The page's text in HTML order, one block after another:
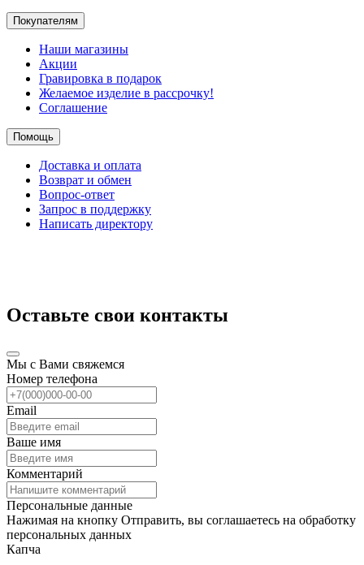
Покупателям
Наши магазины
Акции
Гравировка в подарок
Желаемое изделие в рассрочку!
Соглашение
Помощь
Доставка и оплата
Возврат и обмен
Вопрос-ответ
Запрос в поддержку
Написать директору
Оставьте свои контакты
Мы с Вами свяжемся
Номер телефона
Email
Ваше имя
Комментарий
Персональные данные
Нажимая на кнопку Отправить, вы соглашаетесь на обработку
персональных данных
Капча